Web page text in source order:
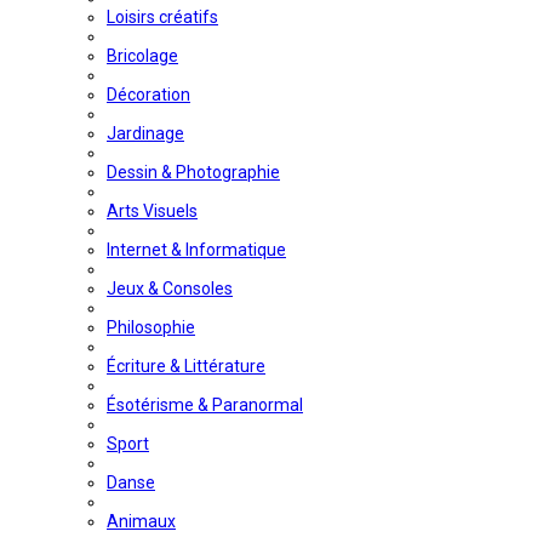
Loisirs créatifs
Bricolage
Décoration
Jardinage
Dessin & Photographie
Arts Visuels
Internet & Informatique
Jeux & Consoles
Philosophie
Écriture & Littérature
Ésotérisme & Paranormal
Sport
Danse
Animaux